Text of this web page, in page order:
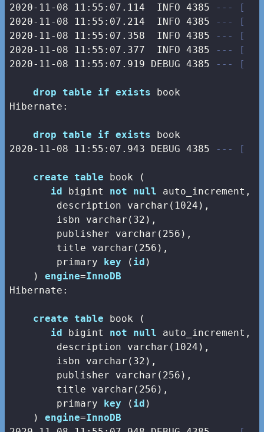
2020-11-08 11:55:07.114  INFO 4385 --- [
2020-11-08 11:55:07.214  INFO 4385 --- [
2020-11-08 11:55:07.358  INFO 4385 --- [
2020-11-08 11:55:07.377  INFO 4385 --- [
2020-11-08 11:55:07.919 DEBUG 4385 --- [
drop table if exists book
Hibernate:
drop table if exists
2020-11 -08 11 : 55 : 07.943 DEBUG 4385 --- [
create table book (
id
bigint not null auto_increment,
        description
varchar ( 1024 ),
        isbn
varchar ( 32 ),
        publisher
varchar ( 256 ),
        title
varchar ( 256 ),
        primary
key ( id )
    )
engine=InnoDB
Hibernate:
create table book (
id
bigint not null auto_increment,
        description
varchar ( 1024 ),
        isbn
varchar ( 32 ),
        publisher
varchar ( 256 ),
        title
varchar ( 256 ),
        primary
key ( id )
    )
engine=InnoDB